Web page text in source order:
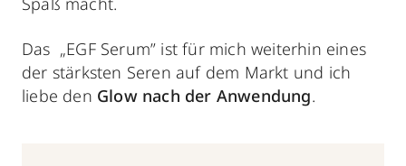
Das „EGF Serum” ist für mich weiterhin eines
der stärksten Seren auf dem Markt und ich
liebe den Glow nach der Anwendung.